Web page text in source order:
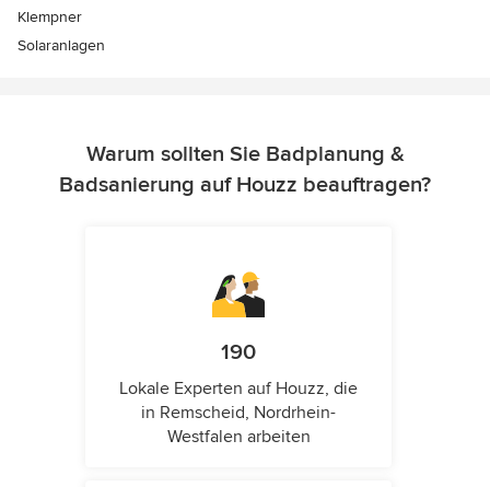
Klempner
Solaranlagen
Warum sollten Sie Badplanung &
Badsanierung auf Houzz beauftragen?
190
Lokale Experten auf Houzz, die
in Remscheid, Nordrhein-
Westfalen arbeiten